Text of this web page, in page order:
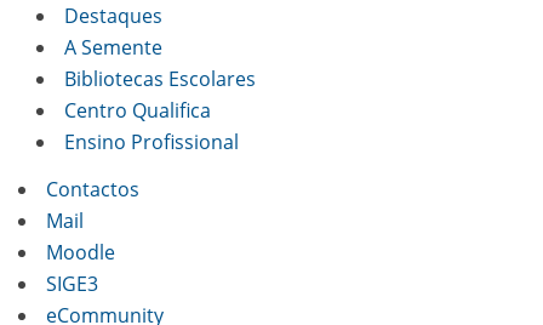
Destaques
A Semente
Bibliotecas Escolares
Centro Qualifica
Ensino Profissional
Contactos
Mail
Moodle
SIGE3
eCommunity